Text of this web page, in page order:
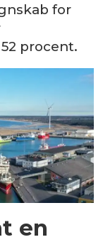
for
procent.
en